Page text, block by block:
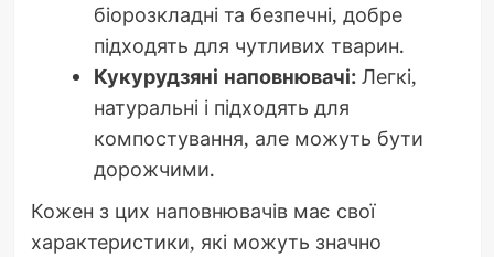
біорозкладні та безпечні, добре
підходять для чутливих тварин.
Кукурудзяні наповнювачі:Легкі,
натуральні і підходять для
компостування, але можуть бути
дорожчими.
Кожен з цих наповнювачів має свої
характеристики, які можуть значно